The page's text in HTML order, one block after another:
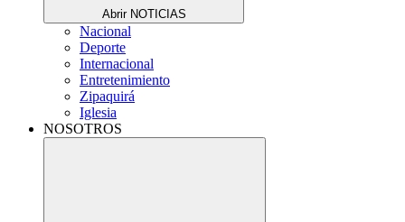
Abrir NOTICIAS
Nacional
Deporte
Internacional
Entretenimiento
Zipaquirá
Iglesia
NOSOTROS